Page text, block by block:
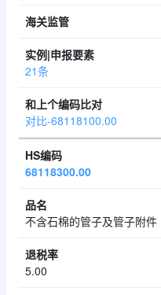
21条
对比-68118100.00
68118300.00
不含石棉的管子及管子附件
5.00